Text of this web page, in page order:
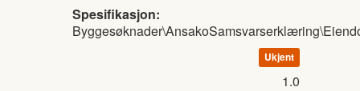
Spesifikasjon:
Ukjent
1.0